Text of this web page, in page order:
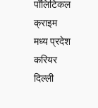
पॉलिटिकल
क्राइम
मध्य प्रदेश
करियर
दिल्ली